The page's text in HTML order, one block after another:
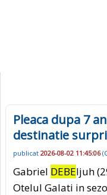
Pleaca dupa 7
destinatie
publicat 2026-08-02 11:45:06(
Gabriel DEBEljuh
Otelul Galati in